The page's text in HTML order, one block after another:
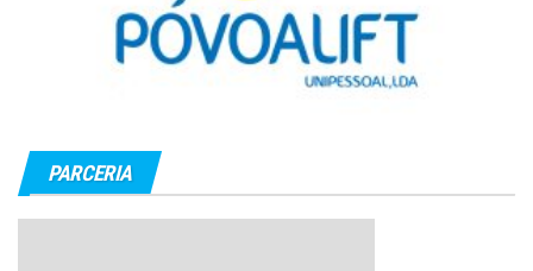
PARCERIA